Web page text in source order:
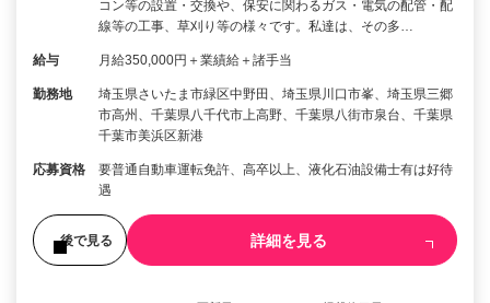
コン等の設置・交換や、保安に関わるガス・電気の配管・配
線等の工事、草刈り等の様々です。私達は、その多…
給与 月給350,000円＋業績給＋諸手当
勤務地
埼玉県さいたま市緑区中野田、埼玉県川口市峯、埼玉県三郷
市高州、千葉県八千代市上高野、千葉県八街市泉台、千葉県
千葉市美浜区新港
応募資格
要普通自動車運転免許、高卒以上、液化石油設備士有は好待
遇
後で見る 詳細を見る